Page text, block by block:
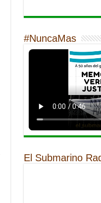
#NuncaMas
El Submarino